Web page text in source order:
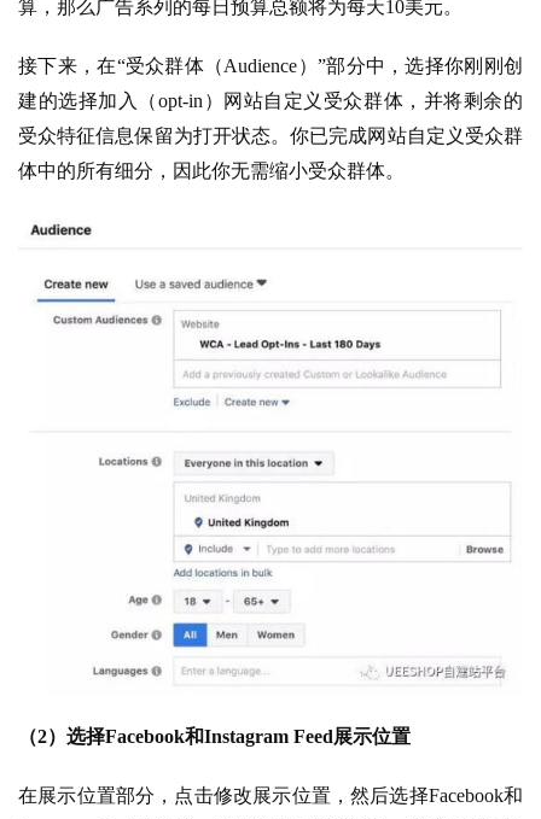
算，那么广告系列的每日预算总额将为每天10美元。
接下来，在“受众群体（Audience）”部分中，选择你刚刚创
建的选择加入（opt-in）网站自定义受众群体，并将剩余的
受众特征信息保留为打开状态。你已完成网站自定义受众群
体中的所有细分，因此你无需缩小受众群体。
（2）选择Facebook和Instagram Feed展示位置
在展示位置部分，点击修改展示位置，然后选择Facebook和